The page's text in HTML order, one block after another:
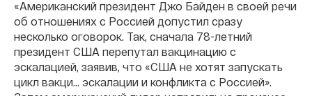
«Американский президент Джо Байден в своей речи
об отношениях с Россией допустил сразу
несколько оговорок. Так, сначала 78-летний
президент США перепутал вакцинацию с
эскалацией, заявив, что «США не хотят запускать
цикл вакци... эскалации и конфликта с Россией».